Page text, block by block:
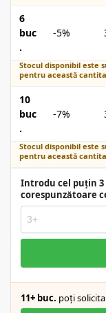
6
buc
.
-5%
Stocul disponibil este
pentru această
10
buc
.
-7%
Stocul disponibil este
pentru această
Introdu cel puțin 3
corespunzătoare
11+ buc. poți